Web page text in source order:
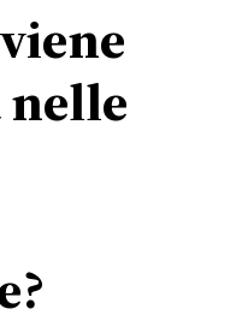
nelle